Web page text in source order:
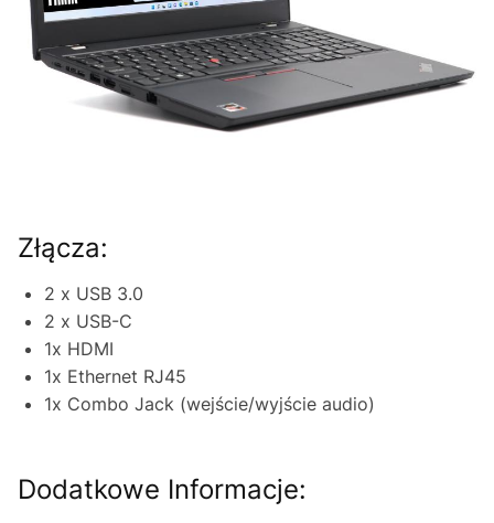
Złącza:
2 x USB 3.0
2 x USB-C
1x HDMI
1x Ethernet RJ45
1x Combo Jack (wejście/wyjście audio)
Dodatkowe Informacje: